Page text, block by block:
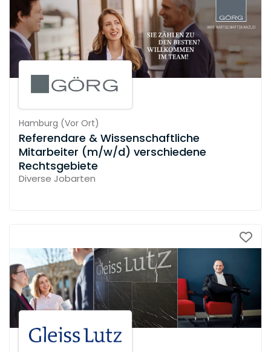
Hamburg (Vor Ort)
Referendare & Wissenschaftliche
Mitarbeiter (m/w/d) verschiedene
Rechtsgebiete
Diverse Jobarten